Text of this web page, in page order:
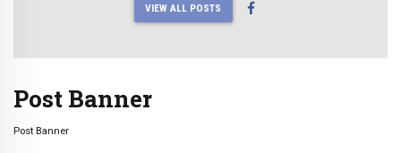
VIEW ALL POSTS
Post Banner
Post Banner